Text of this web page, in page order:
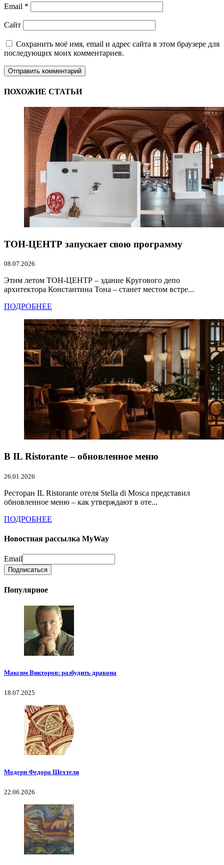
Email *
Сайт
Сохранить моё имя, email и адрес сайта в этом браузере для
последующих моих комментариев.
ПОХОЖИЕ СТАТЬИ
ТОН-ЦЕНТР запускает свою программу
08.07.2026
Этим летом ТОН-ЦЕНТР – здание Кругового депо
архитектора Константина Тона – станет местом встре...
ПОДРОБНЕЕ
В IL Ristorante – обновленное меню
26.01.2026
Ресторан IL Ristorante отеля Stella di Mosca представил
обновленное меню – как утверждают в оте...
ПОДРОБНЕЕ
Новостная рассылка MyWay
Email
Популярное
Максим Викторов: разбудить дракона
18.07.2025
Модерн Федора Шехтеля
22.06.2026